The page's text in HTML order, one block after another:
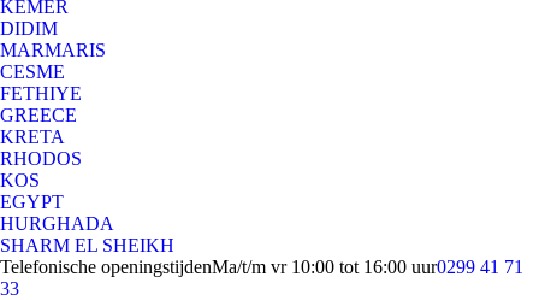
KEMER
DIDIM
MARMARIS
CESME
FETHIYE
GREECE
KRETA
RHODOS
KOS
EGYPT
HURGHADA
SHARM EL SHEIKH
Telefonische openingstijdenMa/t/m vr 10:00 tot 16:00 uur0299 41 71
33